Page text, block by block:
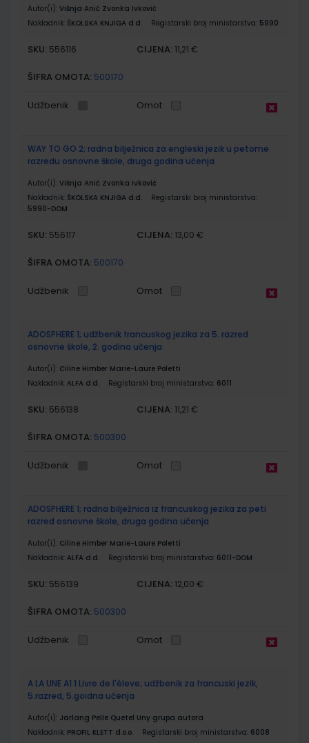
Autor(i): Višnja Anić Zvonka Ivković
Nakladnik: ŠKOLSKA KNJIGA d.d. Registarski broj ministarstva: 5990
SKU: 556116 CIJENA: 11,21 €
ŠIFRA OMOTA: 500170
Udžbenik Omot
WAY TO GO 2; radna bilježnica za engleski jezik u petome
razredu osnovne škole, druga godina učenja
Autor(i): Višnja Anić Zvonka Ivković
Nakladnik: ŠKOLSKA KNJIGA d.d.
Registarski broj ministarstva:
5990-DOM
SKU: 556117 CIJENA: 13,00 €
ŠIFRA OMOTA: 500170
Udžbenik Omot
ADOSPHERE 1; udžbenik francuskog jezika za 5. razred
osnovne škole, 2. godina učenja
Autor(i): Ciline Himber Marie-Laure Poletti
Nakladnik: ALFA d.d. Registarski broj ministarstva: 6011
SKU: 556138 CIJENA: 11,21 €
ŠIFRA OMOTA: 500300
Udžbenik Omot
ADOSPHERE 1; radna bilježnica iz francuskog jezika za peti
razred osnovne škole, druga godina učenja
Autor(i): Ciline Himber Marie-Laure Poletti
Nakladnik: ALFA d.d. Registarski broj ministarstva: 6011-DOM
SKU: 556139 CIJENA: 12,00 €
ŠIFRA OMOTA: 500300
Udžbenik Omot
A LA UNE A1.1 Livre de l'éleve; udžbenik za francuski jezik,
5.razred, 5.goidna učenja
Autor(i): Jarlang Pelle Quetel Uny grupa autora
Nakladnik: PROFIL KLETT d.o.o. Registarski broj ministarstva: 6008